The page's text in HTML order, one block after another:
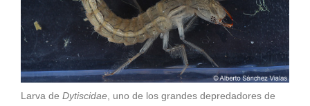
Larva de Dytiscidae , uno de los grandes depredadores de